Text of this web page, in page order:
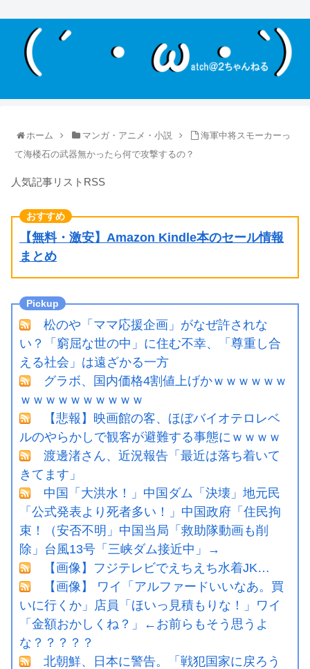
ホーム マンガ・アニメ・小説
海軍中将スモーカーっ
て海楼石の武器無かったら何で攻撃するの？
人気記事リストRSS
【無料・激安】Amazon Kindle本のセール情報
まとめ
松のや「ママ応援企画」がなぜ許されな
い？「窮屈な世の中」に住む不幸、「尊重し合
える社会」は遠ざかる一方
グラボ、国内価格4割値上げかｗｗｗｗｗｗ
ｗｗｗｗｗｗｗｗｗｗ
【悲報】映画館の客、ほぼバイオテロレベ
ルのやらかしで観客が避難する事態にｗｗｗｗ
渡邊渚さん、近況報告「最近は落ち着いて
きてます」
中国「大洪水！」中国ダム「決壊」地元民
「公式発表より死者多い！」中国政府「住民拘
束！（安否不明」中国当局「救助隊動画も削
除」台風13号「三峡ダム接近中」→
【画像】フジテレビでえちえち水着JK…
【画像】 ワイ「アルファードいいなあ。買
いに行くか」店員「ほいっ見積もりな！」ワイ
「金額おかしくね？」←お前らもそう思うよ
な？？？？？
北朝鮮、日本に警告。「戦犯国家に戻ろう